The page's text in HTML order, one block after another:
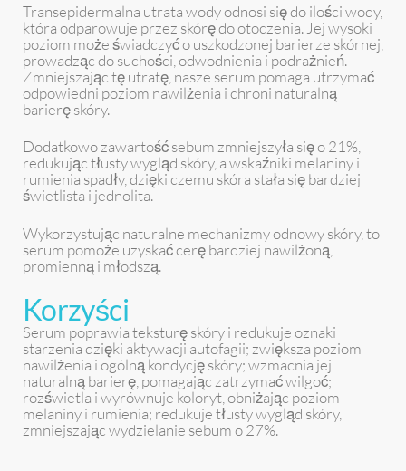
Transepidermalna utrata wody odnosi się do ilości wody,
która odparowuje przez skórę do otoczenia. Jej wysoki
poziom może świadczyć o uszkodzonej barierze skórnej,
prowadząc do suchości, odwodnienia i podrażnień.
Zmniejszając tę utratę, nasze serum pomaga utrzymać
odpowiedni poziom nawilżenia i chroni naturalną
barierę skóry.
Dodatkowo zawartość sebum zmniejszyła się o 21%,
redukując tłusty wygląd skóry, a wskaźniki melaniny i
rumienia spadły, dzięki czemu skóra stała się bardziej
świetlista i jednolita.
Wykorzystując naturalne mechanizmy odnowy skóry, to
serum pomoże uzyskać cerę bardziej nawilżoną,
promienną i młodszą.
Korzyści
Serum poprawia teksturę skóry i redukuje oznaki
starzenia dzięki aktywacji autofagii; zwiększa poziom
nawilżenia i ogólną kondycję skóry; wzmacnia jej
naturalną barierę, pomagając zatrzymać wilgoć;
rozświetla i wyrównuje koloryt, obniżając poziom
melaniny i rumienia; redukuje tłusty wygląd skóry,
zmniejszając wydzielanie sebum o 27%.